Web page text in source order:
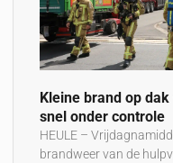
Kleine brand op
snel onder controle
HEULE –
brandweer van de